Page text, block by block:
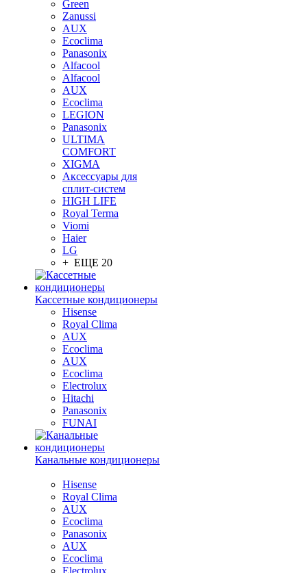
Green
Zanussi
AUX
Ecoclima
Panasonix
Alfacool
Alfacool
AUX
Ecoclima
LEGION
Panasonix
ULTIMA
COMFORT
XIGMA
Аксессуары для
сплит-систем
HIGH LIFE
Royal Terma
Viomi
Haier
LG
+ ЕЩЕ 20
Кассетные кондиционеры
Hisense
Royal Clima
AUX
Ecoclima
AUX
Ecoclima
Electrolux
Hitachi
Panasonix
FUNAI
Канальные кондиционеры
Hisense
Royal Clima
AUX
Ecoclima
Panasonix
AUX
Ecoclima
Electrolux